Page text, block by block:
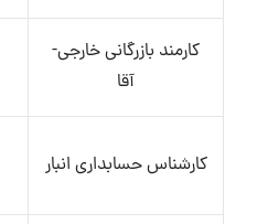
کارمند بازرگانی خارجی-
آقا
کارشناس حسابداری انبار